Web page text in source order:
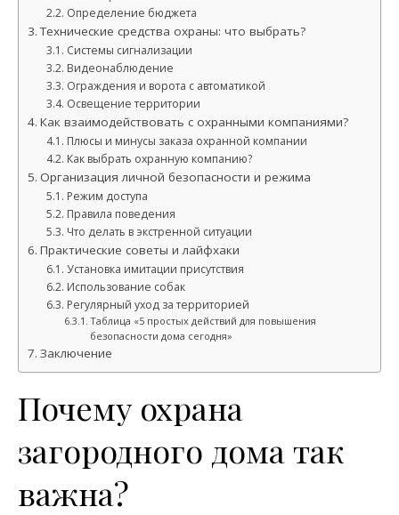
Определение бюджета
Технические средства охраны: что выбрать?
Системы сигнализации
Видеонаблюдение
Ограждения и ворота с автоматикой
Освещение территории
Как взаимодействовать с охранными компаниями?
Плюсы и минусы заказа охранной компании
Как выбрать охранную компанию?
Организация личной безопасности и режима
Режим доступа
Правила поведения
Что делать в экстренной ситуации
Практические советы и лайфхаки
Установка имитации присутствия
Использование собак
Регулярный уход за территорией
Таблица «5 простых действий для повышения
безопасности дома сегодня»
Заключение
Почему охрана
загородного дома так
важна?